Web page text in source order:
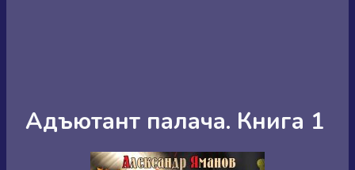
Адъютант палача. Книга 1